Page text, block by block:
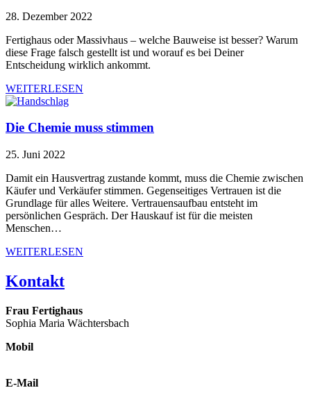
28. Dezember 2022
Fertighaus oder Massivhaus – welche Bauweise ist besser? Warum
diese Frage falsch gestellt ist und worauf es bei Deiner
Entscheidung wirklich ankommt.
WEITERLESEN
Die Chemie muss stimmen
25. Juni 2022
Damit ein Hausvertrag zustande kommt, muss die Chemie zwischen
Käufer und Verkäufer stimmen. Gegenseitiges Vertrauen ist die
Grundlage für alles Weitere. Vertrauensaufbau entsteht im
persönlichen Gespräch. Der Hauskauf ist für die meisten
Menschen…
WEITERLESEN
Kontakt
Frau Fertighaus
Sophia Maria Wächtersbach
Mobil
E-Mail